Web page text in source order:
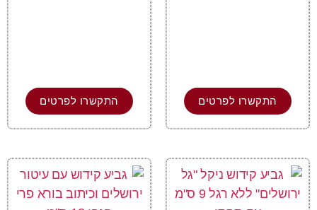
התקשרו לפרטים התקשרו לפרטים